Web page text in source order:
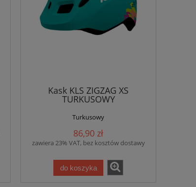
Kask KLS ZIGZAG XS
TURKUSOWY
Turkusowy
86,90 zł
zawiera 23% VAT, bez kosztów dostawy
do koszyka